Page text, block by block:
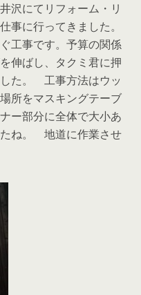
沢にてリフォーム・リ
事に行ってきました。
工事です。予算の関係
伸ばし、タクミ君に押
た。 工事方法はウッ
所をマスキングテーブ
ー部分に全体で大小あ
ね。 地道に作業させ